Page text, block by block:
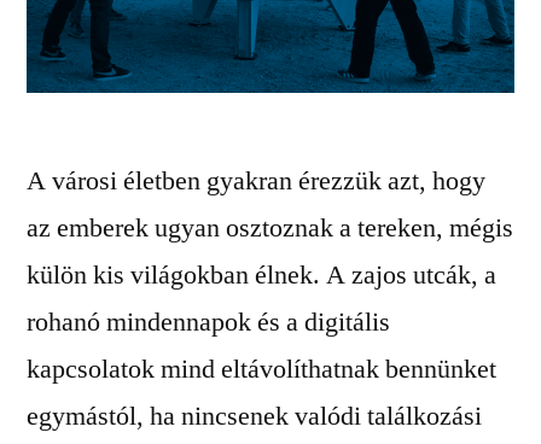
A városi életben gyakran érezzük azt, hogy
az emberek ugyan osztoznak a tereken, mégis
külön kis világokban élnek. A zajos utcák, a
rohanó mindennapok és a digitális
kapcsolatok mind eltávolíthatnak bennünket
egymástól, ha nincsenek valódi találkozási